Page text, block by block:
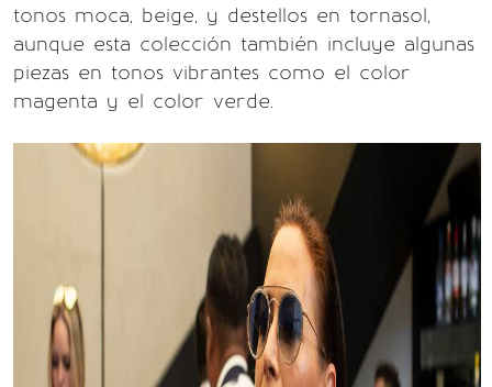
tonos moca, beige, y destellos en tornasol,
aunque esta colección también incluye algunas
piezas en tonos vibrantes como el color
magenta y el color verde.